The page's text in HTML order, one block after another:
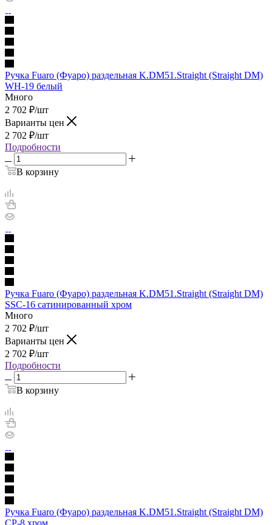
Ручка Fuaro (Фуаро) раздельная K.DM51.Straight (Straight DM)
WH-19 белый
Много
2 702 ₽/шт
Варианты цен
2 702 ₽/шт
Подробности
В корзину
Ручка Fuaro (Фуаро) раздельная K.DM51.Straight (Straight DM)
SSC-16 сатинированный хром
Много
2 702 ₽/шт
Варианты цен
2 702 ₽/шт
Подробности
В корзину
Ручка Fuaro (Фуаро) раздельная K.DM51.Straight (Straight DM)
CP-8 хром